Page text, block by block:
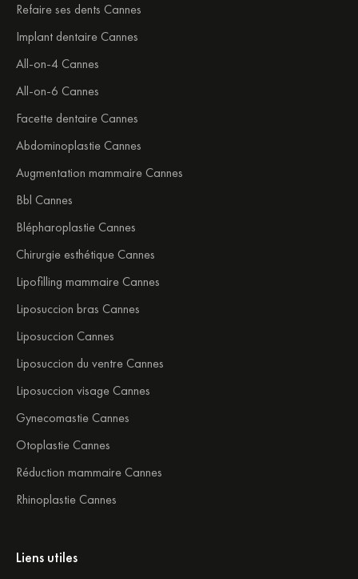
Refaire ses dents Cannes
Implant dentaire Cannes
All-on-4 Cannes
All-on-6 Cannes
Facette dentaire Cannes
Abdominoplastie Cannes
Augmentation mammaire Cannes
Bbl Cannes
Blépharoplastie Cannes
Chirurgie esthétique Cannes
Lipofilling mammaire Cannes
Liposuccion bras Cannes
Liposuccion Cannes
Liposuccion du ventre Cannes
Liposuccion visage Cannes
Gynecomastie Cannes
Otoplastie Cannes
Réduction mammaire Cannes
Rhinoplastie Cannes
Liens utiles